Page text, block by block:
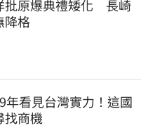
批原爆典禮矮化　長崎
降格
年看見台灣實力！這國
找商機